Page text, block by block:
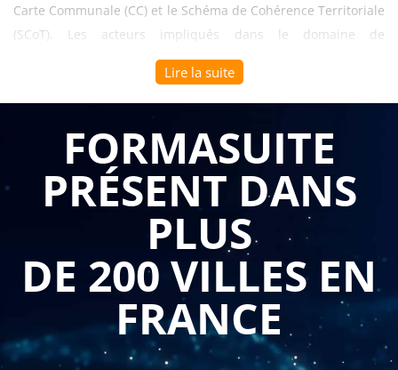
Carte Communale (CC) et le Schéma de Cohérence Territoriale
(SCoT). Les acteurs impliqués dans le domaine de
l'aménagement, de la construction et de l'urbanisme doivent
maîtriser ces documents pour éviter tout conflit ou erreur.
d'urbanisme permet de comprendre les différents documents
d'urbanisme existants, leur fonctionnement et leur utilité. Les
professionnels tels que les architectes, urbanistes,
promoteurs immobiliers et avocats sont confrontés
quotidiennement à des projets nécessitant une
compréhension approfondie de ces documents. Cette
formation leur permet donc de se familiariser avec les
différentes règles et les procédures applicables pour les
projets de construction ou d'aménagement.
Lire la suite
FORMASUITE
PRÉSENT DANS
PLUS
DE 200 VILLES EN
FRANCE